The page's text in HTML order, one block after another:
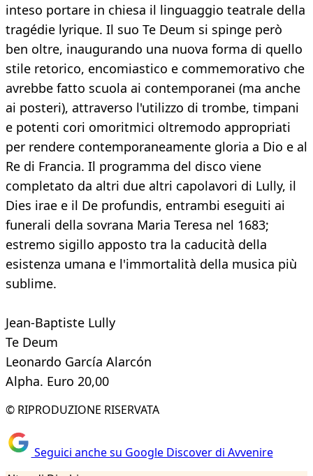
inteso portare in chiesa il linguaggio teatrale della
tragédie lyrique. Il suo Te Deum si spinge però
ben oltre, inaugurando una nuova forma di quello
stile retorico, encomiastico e commemorativo che
avrebbe fatto scuola ai contemporanei (ma anche
ai posteri), attraverso l'utilizzo di trombe, timpani
e potenti cori omoritmici oltremodo appropriati
per rendere contemporaneamente gloria a Dio e al
Re di Francia. Il programma del disco viene
completato da altri due altri capolavori di Lully, il
Dies irae e il De profundis, entrambi eseguiti ai
funerali della sovrana Maria Teresa nel 1683;
estremo sigillo apposto tra la caducità della
esistenza umana e l'immortalità della musica più
sublime.
Jean-Baptiste Lully
Te Deum
Leonardo García Alarcón
Alpha. Euro 20,00
© RIPRODUZIONE RISERVATA
Seguici anche su Google Discover di Avvenire